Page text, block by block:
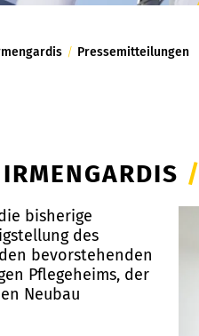
/ Pressemitteilungen
/
bisherige
des
bevorstehenden
Pflegeheims, der
Neubau